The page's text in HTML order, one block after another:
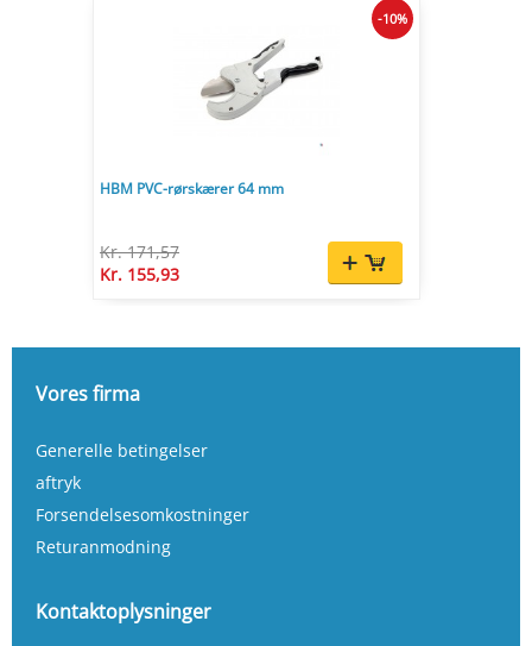
HBM PVC-rørskærer 64 mm
Kr. 171,57
Kr. 155,93
-10%
Vores firma
Generelle betingelser
aftryk
Forsendelsesomkostninger
Returanmodning
Kontaktoplysninger